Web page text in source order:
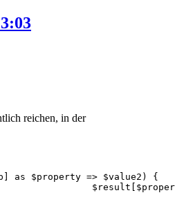
reichen, in der
as $property => $value2) {